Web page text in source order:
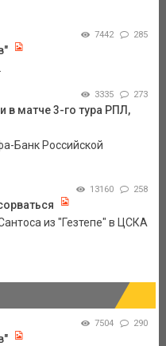
7442 285
3335 273
в матче 3-го тура РПЛ,
Банк Российской
13160 258
из "Гезтепе" в ЦСКА
7504 290